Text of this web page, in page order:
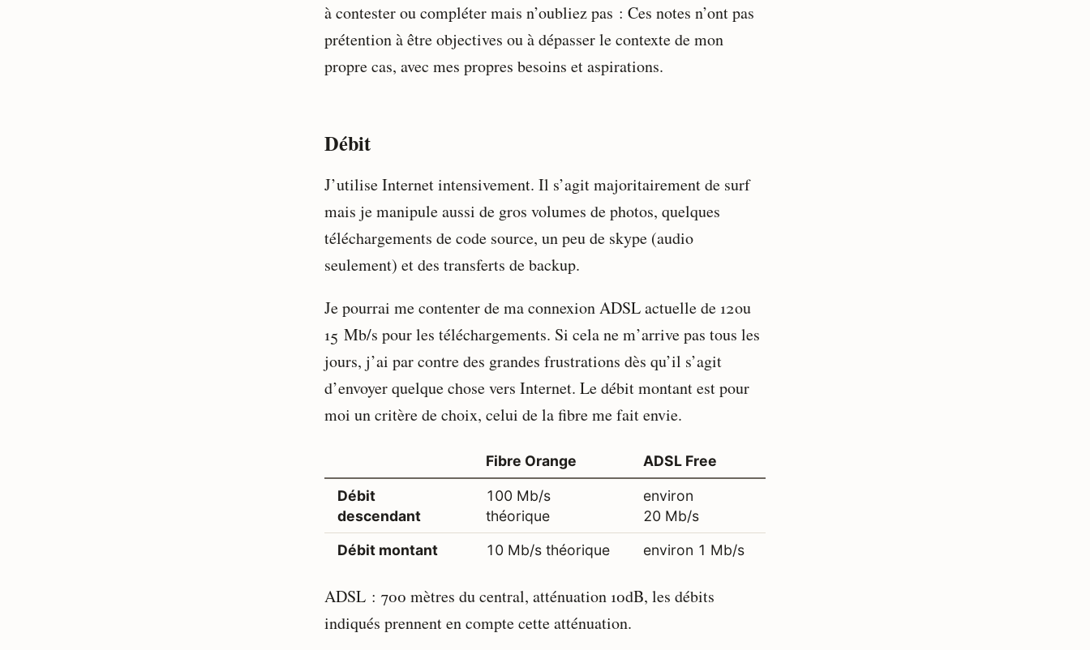
à contester ou compléter mais n’oubliez pas : Ces notes n’ont pas
prétention à être objectives ou à dépasser le contexte de mon
propre cas, avec mes propres besoins et aspirations.
Débit
J’utilise Internet intensivement. Il s’agit majoritairement de surf
mais je manipule aussi de gros volumes de photos, quelques
téléchargements de code source, un peu de skype (audio
seulement) et des transferts de backup.
Je pourrai me contenter de ma connexion ADSL actuelle de 12ou
15 Mb/s pour les téléchargements. Si cela ne m’arrive pas tous les
jours, j’ai par contre des grandes frustrations dès qu’il s’agit
d’envoyer quelque chose vers Internet. Le débit montant est pour
moi un critère de choix, celui de la fibre me fait envie.
Fibre Orange ADSL Free
Débit
descendant
100 Mb/s
théorique
environ
20 Mb/s
Débit montant
10 Mb/s théorique environ 1 Mb/s
ADSL : 700 mètres du central, atténuation 10dB, les débits
indiqués prennent en compte cette atténuation.